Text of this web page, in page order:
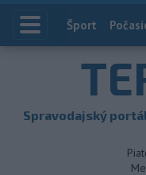
Index
Šport
Spravodajský